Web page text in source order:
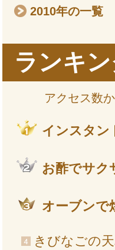
2010年の一覧
ランキ
アクセス数
インスタン
お酢でサク
オーブンで
きびなごの